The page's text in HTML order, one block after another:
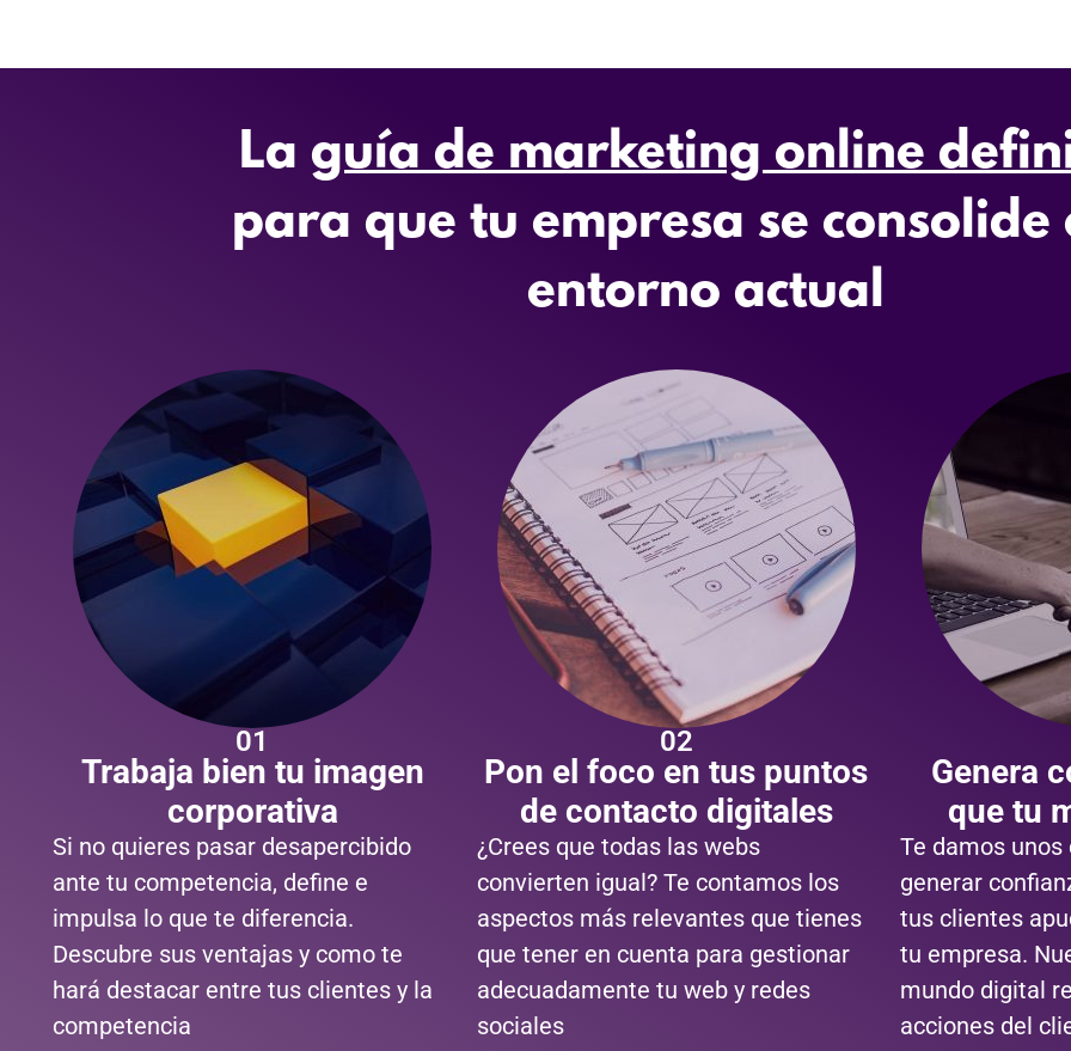
La guía de marketing online
para que tu empresa se consolide
entorno actual
01
Trabaja bien tu imagen
corporativa
Si no quieres pasar desapercibido
ante tu competencia, define e
impulsa lo que te diferencia.
Descubre sus ventajas y como te
hará destacar entre tus clientes y la
competencia
02
Pon el foco en tus puntos
de contacto digitales
¿Crees que todas las webs
convierten igual? Te contamos los
aspectos más relevantes que tienes
que tener en cuenta para gestionar
adecuadamente tu web y redes
sociales
Genera
que tu
Te damos unos
generar
tus clientes
tu empresa.
mundo digital
acciones del